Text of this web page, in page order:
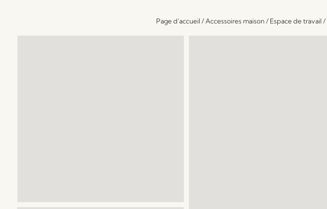
Page d'accueil / Accessoires maison/ Espace de travail /